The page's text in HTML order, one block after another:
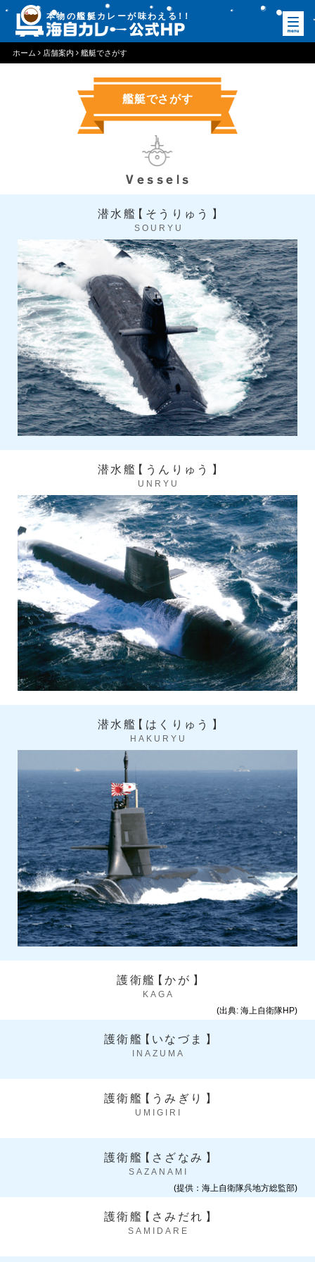
本物の艦艇カレーが味わえる ！！
ホーム 店舗案内 艦艇でさがす
艦艇でさがす
Vessels
潜水艦【 そうりゅう 】
SOURYU
潜水艦【 うんりゅう 】
UNRYU
潜水艦【 はくりゅう 】
HAKURYU
護衛艦【かが 】
KAGA
(出典: 海上自衛隊HP)
護衛艦【 いなづま 】
INAZUMA
護衛艦【 うみぎり 】
UMIGIRI
護衛艦【 さざなみ 】
SAZANAMI
(提供：海上自衛隊呉地方総監部)
護衛艦【 さみだれ 】
SAMIDARE